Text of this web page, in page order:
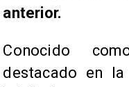
anterior.
Conocido
destacado en